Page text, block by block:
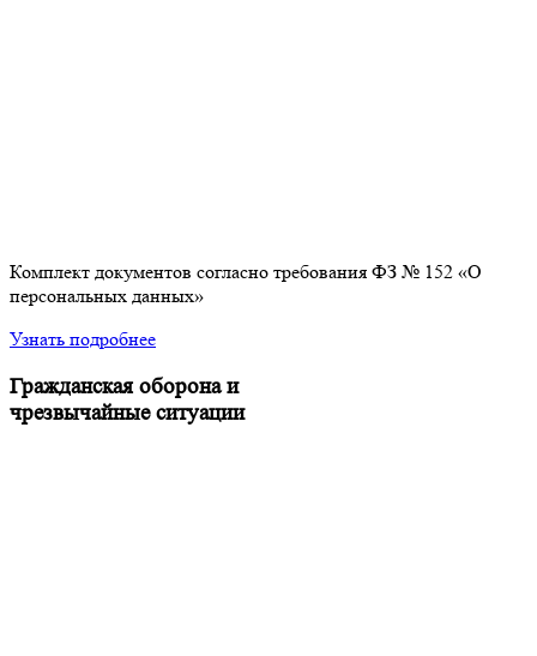
Комплект документов согласно требования ФЗ № 152 «О
персональных данных»
Узнать подробнее
Гражданская оборона и
чрезвычайные ситуации